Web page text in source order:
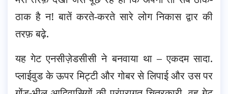
ठाक है न! बातें करते-करते सारे लोग निकास द्वार की
तरफ़ बढ़े.
यह गेट एनसीज़ेडसीसी ने बनवाया था – एकदम सादा.
प्लाईवुड के ऊपर मिट्टी और गोबर से लिपाई और उस पर